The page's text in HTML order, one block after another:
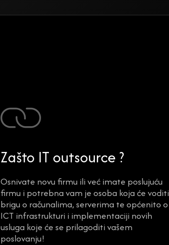
Zašto IT outsource ?
Osnivate novu firmu ili već imate poslujuću
firmu i potrebna vam je osoba koja će voditi
brigu o računalima, serverima te općenito o
ICT infrastrukturi i implementaciji novih
usluga koje će se prilagoditi vašem
poslovanju!